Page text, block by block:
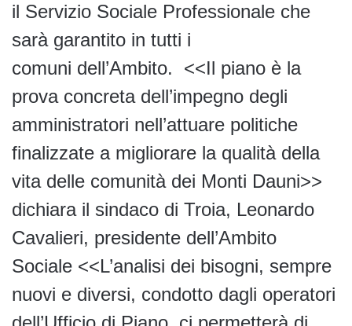
il Servizio Sociale Professionale che
sarà garantito in tutti i
comuni dell’Ambito. <<Il piano è la
prova concreta dell’impegno degli
amministratori nell’attuare politiche
finalizzate a migliorare la qualità della
vita delle comunità dei Monti Dauni>>
dichiara il sindaco di Troia, Leonardo
Cavalieri, presidente dell’Ambito
Sociale <<L’analisi dei bisogni, sempre
nuovi e diversi, condotto dagli operatori